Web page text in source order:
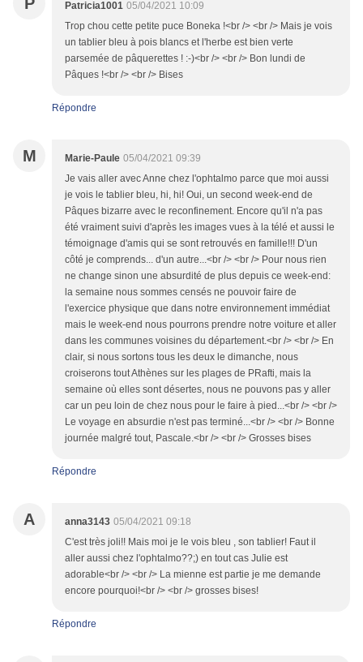
Patricia1001 05/04/2021 10:09
Trop chou cette petite puce Boneka !<br /> <br /> Mais je vois
un tablier bleu à pois blancs et l'herbe est bien verte
parsemée de pâquerettes ! :-)<br /> <br /> Bon lundi de
Pâques !<br /> <br /> Bises
Répondre
M Marie-Paule 05/04/2021 09:39
Je vais aller avec Anne chez l'ophtalmo parce que moi aussi
je vois le tablier bleu, hi, hi! Oui, un second week-end de
Pâques bizarre avec le reconfinement. Encore qu'il n'a pas
été vraiment suivi d'après les images vues à la télé et aussi le
témoignage d'amis qui se sont retrouvés en famille!!! D'un
côté je comprends... d'un autre...<br /> <br /> Pour nous rien
ne change sinon une absurdité de plus depuis ce week-end:
la semaine nous sommes censés ne pouvoir faire de
l'exercice physique que dans notre environnement immédiat
mais le week-end nous pourrons prendre notre voiture et aller
dans les communes voisines du département.<br /> <br /> En
clair, si nous sortons tous les deux le dimanche, nous
croiserons tout Athènes sur les plages de PRafti, mais la
semaine où elles sont désertes, nous ne pouvons pas y aller
car un peu loin de chez nous pour le faire à pied...<br /> <br />
Le voyage en absurdie n'est pas terminé...<br /> <br /> Bonne
journée malgré tout, Pascale.<br /> <br /> Grosses bises
Répondre
A anna3143 05/04/2021 09:18
C'est très joli!! Mais moi je le vois bleu , son tablier! Faut il
aller aussi chez l'ophtalmo??;) en tout cas Julie est
adorable<br /> <br /> La mienne est partie je me demande
encore pourquoi!<br /> <br /> grosses bises!
Répondre